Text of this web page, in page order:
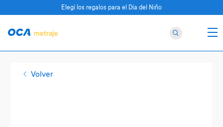
Volver
Elegí los regalos para el Día del Niño